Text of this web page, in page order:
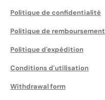
Politique de confidentialité
Politique de remboursement
Politique d'expédition
Conditions d'utilisation
Withdrawal form